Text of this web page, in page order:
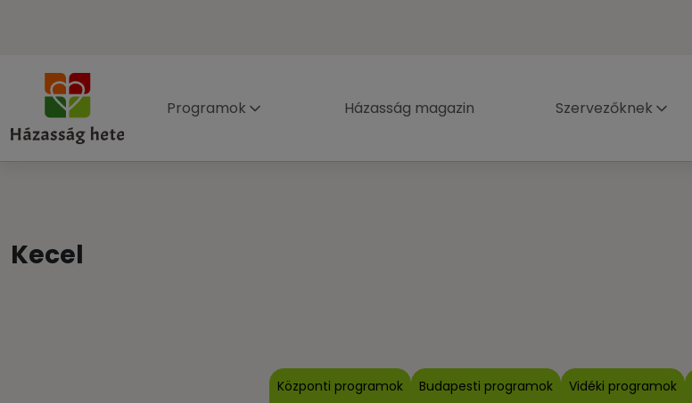
Programok Házasság magazin Szervezőknek
Kecel
Központi programok Budapesti programok Vidéki programok